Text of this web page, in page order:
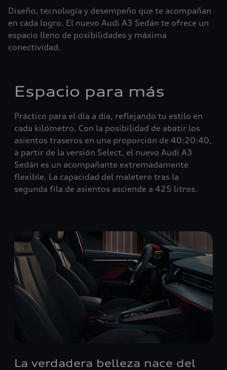
Diseño, tecnología y desempeño que te acompañan
en cada logro. El nuevo Audi A3 Sedán te ofrece un
espacio lleno de posibilidades y máxima
conectividad.
Espacio para más
Práctico para el día a día, reflejando tu estilo en
cada kilómetro. Con la posibilidad de abatir los
asientos traseros en una proporción de 40:20:40,
a partir de la versión Select, el nuevo Audi A3
Sedán es un acompañante extremadamente
flexible. La capacidad del maletero tras la
segunda fila de asientos asciende a 425 litros.
La verdadera belleza nace del